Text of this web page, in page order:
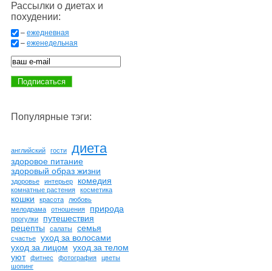
Рассылки о диетах и
похудении:
– ежедневная
– еженедельная
Популярные тэги:
английский гости диета
здоровое питание
здоровый образ жизни
здоровье интерьер комедия
комнатные растения косметика
кошки красота
любовь
мелодрама
отношения природа
прогулки
путешествия
рецепты
салаты семья
счастье
уход за волосами
уход за лицом уход за телом
уют
фитнес фотография
цветы
шопинг